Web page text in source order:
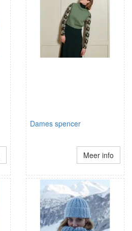
Dames spencer
Meer info